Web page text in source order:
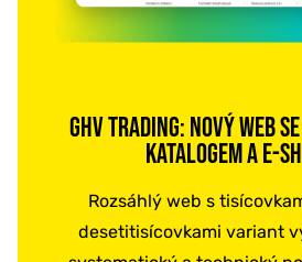
GHV TRADING: NOVÝ WEB
KATALOGEM A E-
Rozsáhlý web s
desetitisícovkami variant